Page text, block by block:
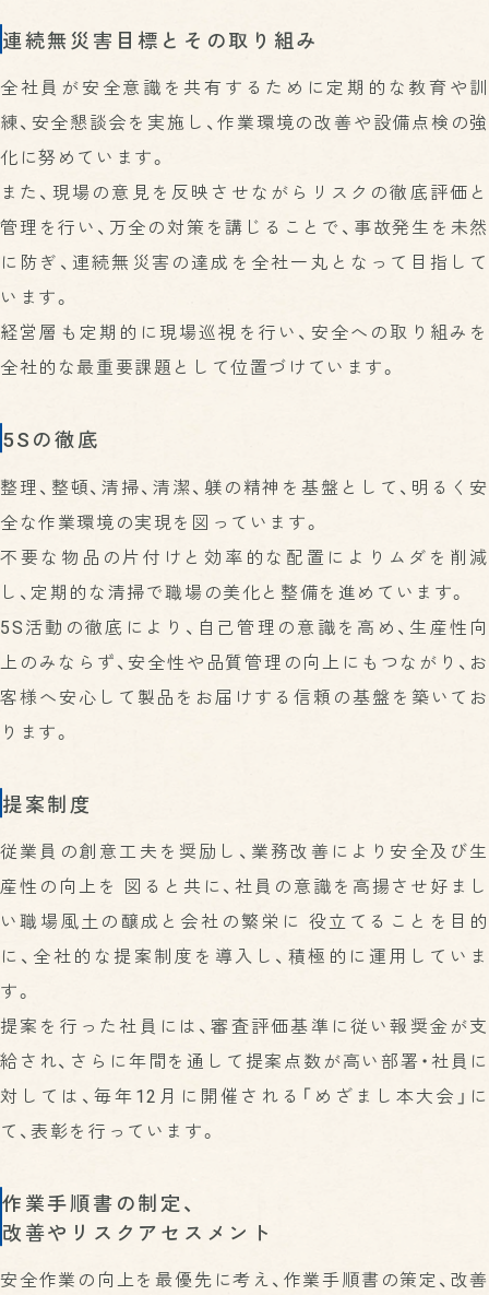
連続無災害目標とその取り組み
全社員が安全意識を共有するために定期的な教育や訓
練、安全懇談会を実施し、作業環境の改善や設備点検の強
化に努めています。
また、現場の意見を反映させながらリスクの徹底評価と
管理を行い、万全の対策を講じることで、事故発生を未然
に防ぎ、連続無災害の達成を全社一丸となって目指して
います。
経営層も定期的に現場巡視を行い、安全への取り組みを
全社的な最重要課題として位置づけています。
5Sの徹底
整理、整頓、清掃、清潔、躾の精神を基盤として、明るく安
全な作業環境の実現を図っています。
不要な物品の片付けと効率的な配置によりムダを削減
し、定期的な清掃で職場の美化と整備を進めています。
5S活動の徹底により、自己管理の意識を高め、生産性向
上のみならず、安全性や品質管理の向上にもつながり、お
客様へ安心して製品をお届けする信頼の基盤を築いてお
ります。
提案制度
従業員の創意工夫を奨励し、業務改善により安全及び生
産性の向上を 図ると共に、社員の意識を高揚させ好まし
い職場風土の醸成と会社の繁栄に 役立てることを目的
に、全社的な提案制度を導入し、積極的に運用していま
す。
提案を行った社員には、審査評価基準に従い報奨金が支
給され、さらに年間を通して提案点数が高い部署・社員に
対しては、毎年12月に開催される「めざまし本大会」に
て、表彰を行っています。
作業手順書の制定、
改善やリスクアセスメント
安全作業の向上を最優先に考え、作業手順書の策定、改善